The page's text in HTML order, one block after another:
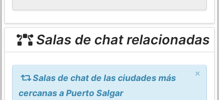
Salas de chat relacionadas
×
Salas de chat de las ciudades más
cercanas a Puerto Salgar